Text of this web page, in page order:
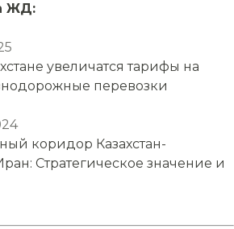
ЖД:
увеличатся тарифы на
перевозки
коридор Казахстан-
Стратегическое значение и